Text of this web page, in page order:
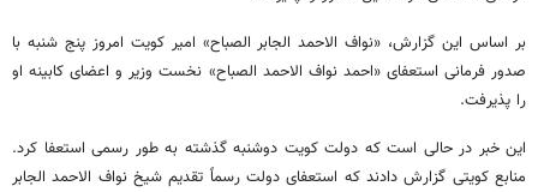
بر اساس این گزارش، «نوافالاحمد الجابر الصباح» امیر کویت امروز پنج شنبه با
صدور فرمانی استعفای «احمد نواف الاحمد الصباح» نخست وزیر و اعضای کابینه او
را پذیرفت.
این خبر در حالی است که دولت کویت دوشنبه گذشته به طور رسمی استعفا کرد.
منابع کویتی گزارش دادند که استعفای دولت رسماً تقدیم شیخنواف الاحمد الجابر